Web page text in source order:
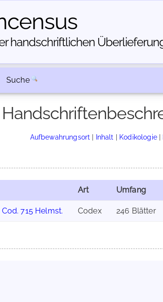
handschriftlichen
Suche
Aufbewahrungsort | Inhalt | Kodikologie|
Art Umfang
Cod. 715 Helmst. Codex 246 Blätter